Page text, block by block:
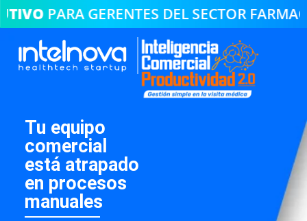
PARA GERENTES DEL SECTOR
Tu equipo
comercial
está atrapado
en procesos
manuales